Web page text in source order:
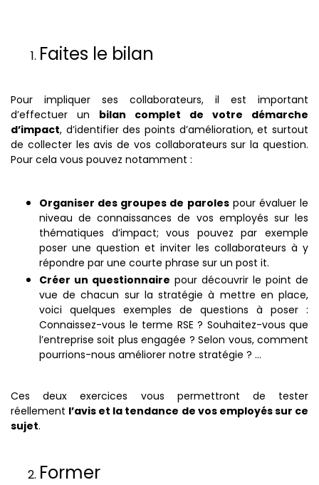
Faites le bilan
Pour impliquer ses collaborateurs, il est important
d’effectuer un bilan complet de votre démarche
d’impact, d’identifier des points d’amélioration, et surtout
de collecter les avis de vos collaborateurs sur la question.
Pour cela vous pouvez notamment :
Organiser des groupes de parolespour évaluer le
niveau de connaissances de vos employés sur les
thématiques d’impact; vous pouvez par exemple
poser une question et inviter les collaborateurs à y
répondre par une courte phrase sur un post it.
Créer un questionnaire pour découvrir le point de
vue de chacun sur la stratégie à mettre en place,
voici quelques exemples de questions à poser :
Connaissez-vous le terme RSE ? Souhaitez-vous que
l’entreprise soit plus engagée ? Selon vous, comment
pourrions-nous améliorer notre stratégie ? ...
Ces deux exercices vous permettront de tester
réellement l’avis et la tendance de vos employés sur ce
sujet.
Former